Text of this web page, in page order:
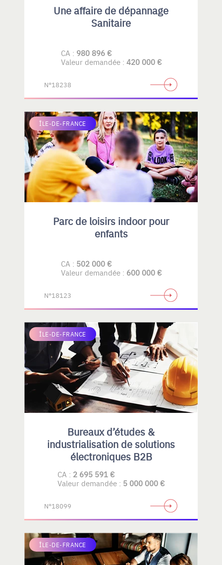
Une affaire de dépannage
Sanitaire
CA : 980 896 €
Valeur demandée : 420 000 €
N°18238
ÎLE-DE-FRANCE
Parc de loisirs indoor pour
enfants
CA : 502 000 €
Valeur demandée : 600 000 €
N°18123
ÎLE-DE-FRANCE
Bureaux d’études &
industrialisation de solutions
électroniques B2B
CA : 2 695 591 €
Valeur demandée : 5 000 000 €
N°18099
ÎLE-DE-FRANCE